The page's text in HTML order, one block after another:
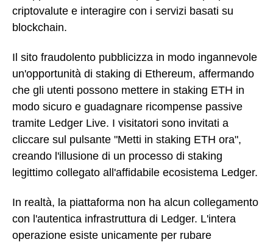
criptovalute e interagire con i servizi basati su
blockchain.
Il sito fraudolento pubblicizza in modo ingannevole
un'opportunità di staking di Ethereum, affermando
che gli utenti possono mettere in staking ETH in
modo sicuro e guadagnare ricompense passive
tramite Ledger Live. I visitatori sono invitati a
cliccare sul pulsante "Metti in staking ETH ora",
creando l'illusione di un processo di staking
legittimo collegato all'affidabile ecosistema Ledger.
In realtà, la piattaforma non ha alcun collegamento
con l'autentica infrastruttura di Ledger. L'intera
operazione esiste unicamente per rubare